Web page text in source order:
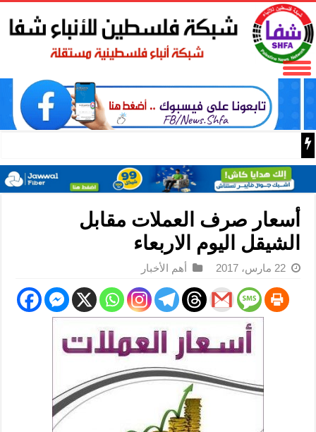
الخارجية الصينية: يجب أن تظل الدروس المستفادة من
أسعار صرف العملات مقابل
الشيقل اليوم الاربعاء
22 مارس، 2017 أهم الأخبار